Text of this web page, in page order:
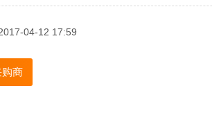
04-12 17:59
商